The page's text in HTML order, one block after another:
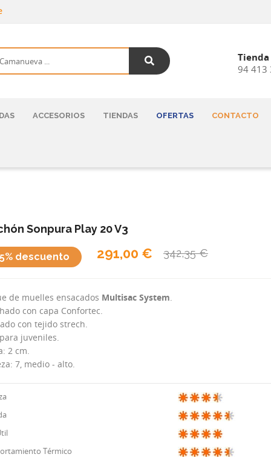
94 413
ACCESORIOS TIENDAS OFERTAS CONTACTO
Sonpura Play 20 V3
291,00 € 342,35 €
descuento
de muelles ensacados Multisac System.
con capa Confortec.
con tejido strech.
juveniles.
2 cm.
7, medio - alto.
Térmico